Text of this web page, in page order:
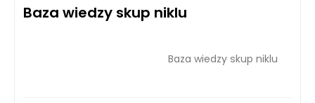
Baza wiedzy skup niklu
Baza wiedzy skup niklu